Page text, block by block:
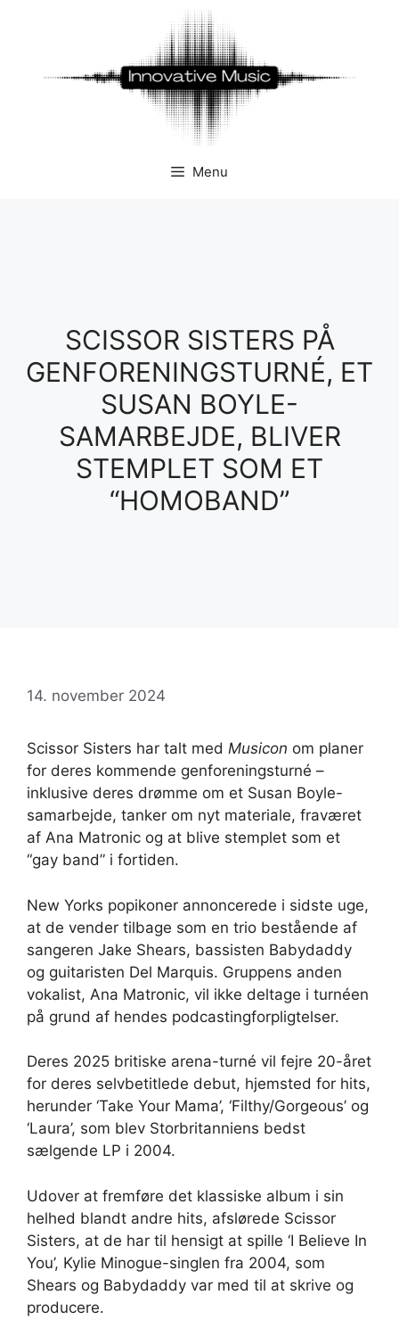
Menu
SCISSOR SISTERS PÅ
GENFORENINGSTURNÉ, ET
SUSAN BOYLE-
SAMARBEJDE, BLIVER
STEMPLET SOM ET
“HOMOBAND”
14. november 2024
Scissor Sisters har talt med Musicon om planer
for deres kommende genforeningsturné –
inklusive deres drømme om et Susan Boyle-
samarbejde, tanker om nyt materiale, fraværet
af Ana Matronic og at blive stemplet som et
“gay band” i fortiden.
New Yorks popikoner annoncerede i sidste uge,
at de vender tilbage som en trio bestående af
sangeren Jake Shears, bassisten Babydaddy
og guitaristen Del Marquis. Gruppens anden
vokalist, Ana Matronic, vil ikke deltage i turnéen
på grund af hendes podcastingforpligtelser.
Deres 2025 britiske arena-turné vil fejre 20-året
for deres selvbetitlede debut, hjemsted for hits,
herunder ‘Take Your Mama’, ‘Filthy/Gorgeous’ og
‘Laura’, som blev Storbritanniens bedst
sælgende LP i 2004.
Udover at fremføre det klassiske album i sin
helhed blandt andre hits, afslørede Scissor
Sisters, at de har til hensigt at spille ‘I Believe In
You’, Kylie Minogue-singlen fra 2004, som
Shears og Babydaddy var med til at skrive og
producere.